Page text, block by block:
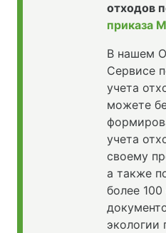
отходов
приказа
В нашем
Сервисе
учета
можете
учета
своему
а также
более
экологии